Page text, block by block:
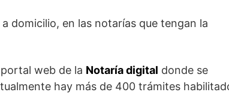
domicilio, en las notarías que tengan la
web de la Notaría digital donde se
hay más de 400 trámites